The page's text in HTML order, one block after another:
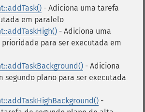
- Adiciona uma tarefa
em paralelo
- Adiciona uma
para ser executada em
- Adiciona
segundo plano para ser executada
-